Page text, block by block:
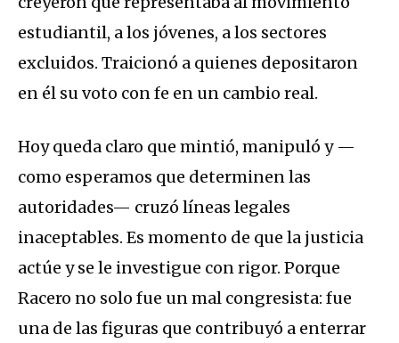
estudiantil, a los jóvenes, a los sectores
excluidos. Traicionó a quienes depositaron
en él su voto con fe en un cambio real.
Hoy queda claro que mintió, manipuló y —
como esperamos que determinen las
autoridades— cruzó líneas legales
inaceptables. Es momento de que la justicia
actúe y se le investigue con rigor. Porque
Racero no solo fue un mal congresista: fue
una de las figuras que contribuyó a enterrar